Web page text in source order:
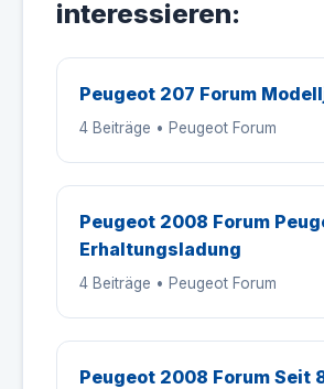
interessieren:
Peugeot 207 Forum
4 Beiträge • Peugeot Forum
Peugeot 2008 Forum
Erhaltungsladung
4 Beiträge • Peugeot Forum
Peugeot 2008 Forum Seit